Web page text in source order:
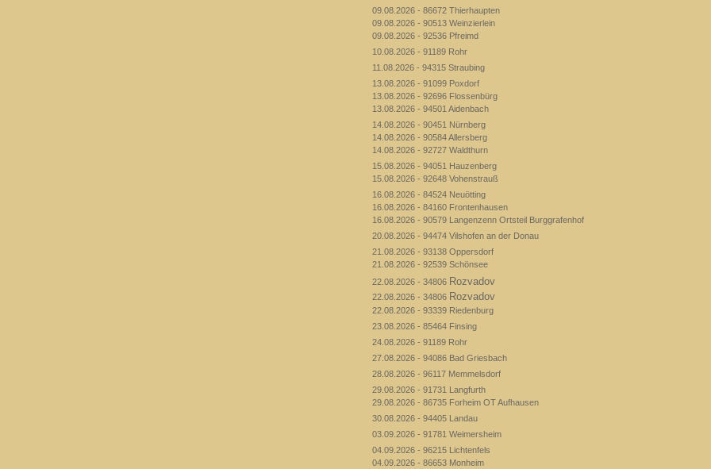
09.08.2026 - 86672 Thierhaupten
09.08.2026 - 90513 Weinzierlein
09.08.2026 - 92536 Pfreimd
10.08.2026 - 91189 Rohr
11.08.2026 - 94315 Straubing
13.08.2026 - 91099 Poxdorf
13.08.2026 - 92696 Flossenbürg
13.08.2026 - 94501 Aidenbach
14.08.2026 - 90451 Nürnberg
14.08.2026 - 90584 Allersberg
14.08.2026 - 92727 Waldthurn
15.08.2026 - 94051 Hauzenberg
15.08.2026 - 92648 Vohenstrauß
16.08.2026 - 84524 Neuötting
16.08.2026 - 84160 Frontenhausen
16.08.2026 - 90579 Langenzenn Ortsteil Burggrafenhof
20.08.2026 - 94474 Vilshofen an der Donau
21.08.2026 - 93138 Oppersdorf
21.08.2026 - 92539 Schönsee
22.08.2026 - 34806 Rozvadov
22.08.2026 - 34806 Rozvadov
22.08.2026 - 93339 Riedenburg
23.08.2026 - 85464 Finsing
24.08.2026 - 91189 Rohr
27.08.2026 - 94086 Bad Griesbach
28.08.2026 - 96117 Memmelsdorf
29.08.2026 - 91731 Langfurth
29.08.2026 - 86735 Forheim OT Aufhausen
30.08.2026 - 94405 Landau
03.09.2026 - 91781 Weimersheim
04.09.2026 - 96215 Lichtenfels
04.09.2026 - 86653 Monheim